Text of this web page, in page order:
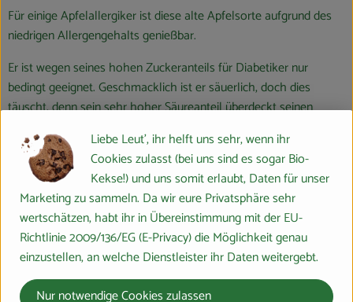
Für einige Apfelallergiker ist diese alte Apfelsorte aufgrund des
niedrigen Allergengehalts genießbar.
Er ist wegen seines hohen Zuckeranteils für Diabetiker nur
bedingt geeignet. Geschmacklich ist er säuerlich, doch dies
täuscht, denn sein sehr hoher Säureanteil überdeckt seinen
Der Schöne aus Boskoop (veraltete Bezeichnung: Schöner von
Boskoop, in Österreich oft: Lederapfel), auch einfach nur
Boskoop genannt, ist eine der zahlreichen Sorten des
Kulturapfels.
Der Schöne aus Boskoop ist 1856 als Zufallssämling von einem
Herrn Ottolander als fruchtender Trieb eines Wildlings in
Boskoop, Niederlande entdeckt worden. Er ist seit 1863 eine weit
Liebe Leut', ihr helft uns sehr, wenn ihr
Cookies zulasst (bei uns sind es sogar Bio-
Kekse!) und uns somit erlaubt, Daten für unser
Marketing zu sammeln. Da wir eure Privatsphäre sehr
wertschätzen, habt ihr in Übereinstimmung mit der EU-
Richtlinie 2009/136/EG (E-Privacy) die Möglichkeit genau
einzustellen, an welche Dienstleister ihr Daten weitergebt.
Nur notwendige Cookies zulassen